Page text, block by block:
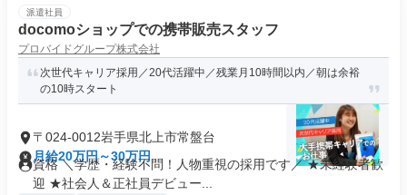
派遣社員
docomoショップでの携帯販売スタッフ
プロバイドグループ株式会社
次世代キャリア採用／20代活躍中／残業月10時間以内／朝は余裕
の10時スタート
〒024-0012岩手県北上市常盤台
月給20万円～30万円
資格 ＼学歴・経験不問！人物重視の採用です／ ★未経験者歓
迎 ★社会人＆正社員デビュー...